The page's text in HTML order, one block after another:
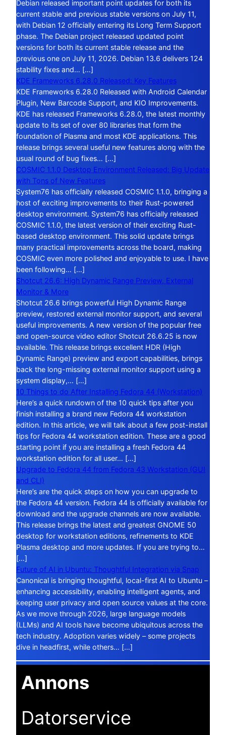
Debian released important point updates for both its
current stable and previous stable versions on July 11,
with Debian 12 officially entering its Long Term Support
phase. The Debian project released updated point
versions for both its current stable release and the
previous one on July 11, 2026. Debian 13.6 delivers 124
stability fixes and… […]
KDE Frameworks 6.28.0 Released: Key Features
KDE Frameworks 6.28.0 Released with Android Calendar
Plugin, New Barcode Support, and KIO Improvements.
KDE has released Frameworks 6.28.0, the latest monthly
update to its set of over 80 libraries that form the
foundation of Plasma and most KDE applications. This
release brings several useful new features along with the
usual round of bug fixes… […]
COSMIC 1.1.0 Desktop Environment Released: Big Update
with Tons of New Features
System76 has officially released COSMIC 1.1.0, bringing a
host of exciting improvements to their Rust-powered
desktop environment. System76 has officially released
COSMIC 1.1.0, the latest version of their exciting Rust-
based desktop environment. This solid update brings
many practical improvements across the board, making
COSMIC even more polished and enjoyable to use. I have
been following… […]
Shotcut 26.6: High Dynamic Range Preview, External
Monitor & More
Shotcut 26.6 brings powerful High Dynamic Range
preview, restored external monitor support, and several
useful improvements. A new version of the popular free
and open-source video editor Shotcut 26.6.25 is now
available. This release brings excellent HDR (High
Dynamic Range) preview and export capabilities, brings
back the long-missing external monitor support using a
system display,… […]
10 Things to do After Installing Fedora 44 (Workstation)
Here’s a quick rundown of the 10 quick tips after you
finish installing a brand new Fedora 44 workstation
edition. In this article, we will talk about a few post-install
tips for Fedora 44 workstation edition. These are a good
starting point if you are installing a fresh Fedora 44
workstation edition for all user… […]
Upgrade to Fedora 44 from Fedora 43 Workstation (GUI
and CLI)
Here’s are the quick steps on how you can upgrade to
the Fedora 44 version. Fedora 44 is officially available for
download and the upgrade channels are now available.
This release brings the latest and greatest GNOME 50
desktop for workstation editions, refinements to KDE
Plasma desktop and more updates. If you are trying to…
[…]
Future of AI in Ubuntu: Thoughtful Integration via Snap
Canonical is bringing thoughtful, local-first AI to Ubuntu –
enhancing accessibility, enabling intelligent agents, and
keeping user privacy and open source values at the core.
As we move through 2026, large language models
(LLMs) and AI tools have become ubiquitous across the
tech industry. Adoption varies widely – some projects
dive in headfirst, while others… […]
Annons
Datorservice